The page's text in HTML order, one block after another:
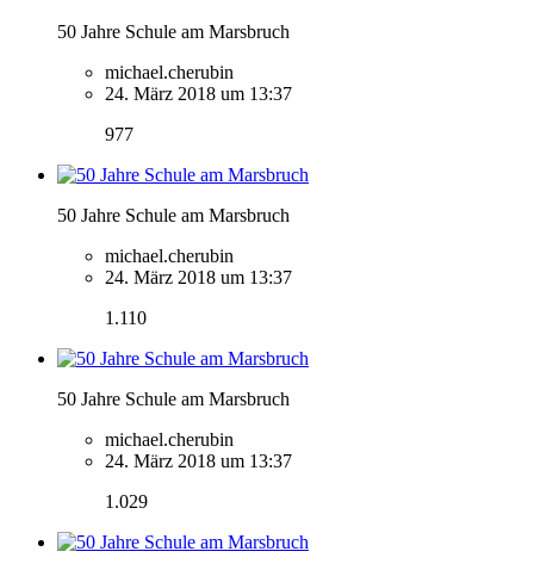
50 Jahre Schule am Marsbruch
michael.cherubin
24. März 2018 um 13:37
977
50 Jahre Schule am Marsbruch
michael.cherubin
24. März 2018 um 13:37
1.110
50 Jahre Schule am Marsbruch
michael.cherubin
24. März 2018 um 13:37
1.029